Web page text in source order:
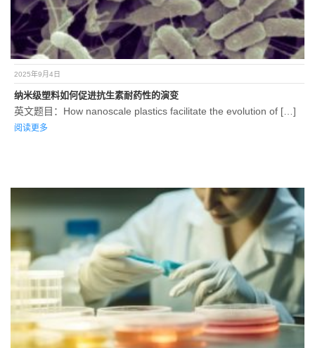
2025年9月4日
纳米级塑料如何促进抗生素耐药性的演变
英文题目：How nanoscale plastics facilitate the evolution of […]
阅读更多